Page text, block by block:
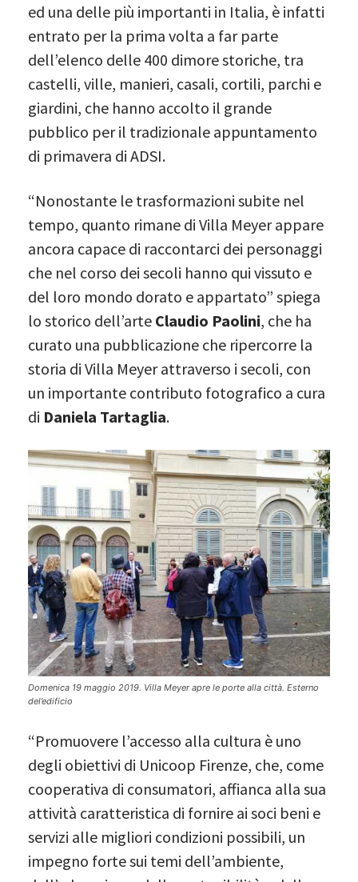
ed una delle più importanti in Italia, è infatti
entrato per la prima volta a far parte
dell’elenco delle 400 dimore storiche, tra
castelli, ville, manieri, casali, cortili, parchi e
giardini, che hanno accolto il grande
pubblico per il tradizionale appuntamento
di primavera di ADSI.
“Nonostante le trasformazioni subite nel
tempo, quanto rimane di Villa Meyer appare
ancora capace di raccontarci dei personaggi
che nel corso dei secoli hanno qui vissuto e
del loro mondo dorato e appartato” spiega
lo storico dell’arte Claudio Paolini, che ha
curato una pubblicazione che ripercorre la
storia di Villa Meyer attraverso i secoli, con
un importante contributo fotografico a cura
di Daniela Tartaglia.
Domenica 19 maggio 2019. Villa Meyer apre le porte alla città. Esterno
del’edificio
“Promuovere l’accesso alla cultura è uno
degli obiettivi di Unicoop Firenze, che, come
cooperativa di consumatori, affianca alla sua
attività caratteristica di fornire ai soci beni e
servizi alle migliori condizioni possibili, un
impegno forte sui temi dell’ambiente,